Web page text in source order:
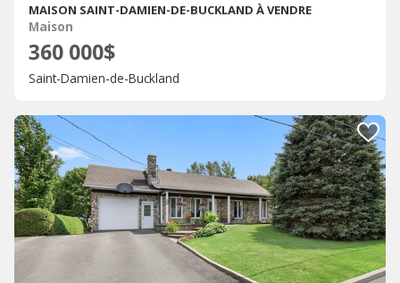
MAISON SAINT-DAMIEN-DE-BUCKLAND À VENDRE
Maison
360 000$
Saint-Damien-de-Buckland